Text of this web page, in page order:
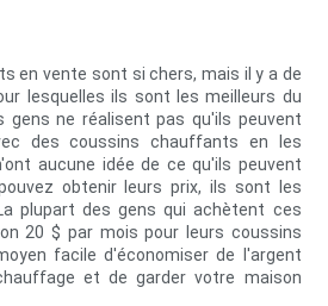
en vente sont si chers, mais il y a de
lesquelles ils sont les meilleurs du
gens ne réalisent pas qu'ils peuvent
des coussins chauffants en les
aucune idée de ce qu'ils peuvent
obtenir leurs prix, ils sont les
plupart des gens qui achètent ces
20 $ par mois pour leurs coussins
facile d'économiser de l'argent
et de garder votre maison